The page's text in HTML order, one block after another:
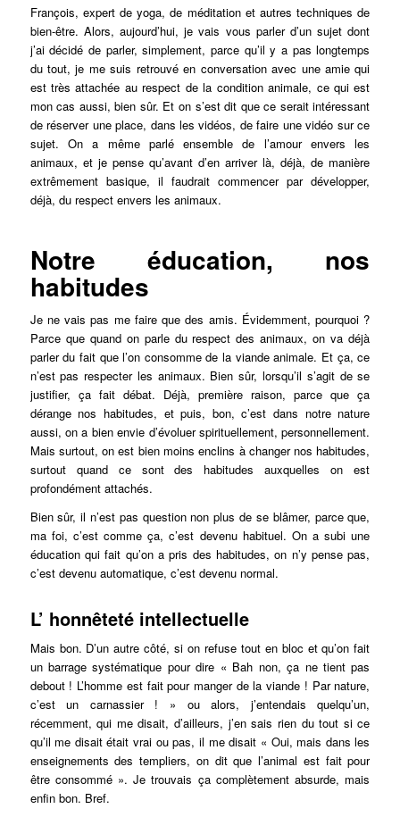
François, expert de yoga, de méditation et autres techniques de
bien-être. Alors, aujourd’hui, je vais vous parler d’un sujet dont
j’ai décidé de parler, simplement, parce qu’il y a pas longtemps
du tout, je me suis retrouvé en conversation avec une amie qui
est très attachée au respect de la condition animale, ce qui est
mon cas aussi, bien sûr. Et on s’est dit que ce serait intéressant
de réserver une place, dans les vidéos, de faire une vidéo sur ce
sujet. On a même parlé ensemble de l’amour envers les
animaux, et je pense qu’avant d’en arriver là, déjà, de manière
extrêmement basique, il faudrait commencer par développer,
déjà, du respect envers les animaux.
Notre éducation, nos
habitudes
Je ne vais pas me faire que des amis. Évidemment, pourquoi ?
Parce que quand on parle du respect des animaux, on va déjà
parler du fait que l’on consomme de la viande animale. Et ça, ce
n’est pas respecter les animaux. Bien sûr, lorsqu’il s’agit de se
justifier, ça fait débat. Déjà, première raison, parce que ça
dérange nos habitudes, et puis, bon, c’est dans notre nature
aussi, on a bien envie d’évoluer spirituellement, personnellement.
Mais surtout, on est bien moins enclins à changer nos habitudes,
surtout quand ce sont des habitudes auxquelles on est
profondément attachés.
Bien sûr, il n’est pas question non plus de se blâmer, parce que,
ma foi, c’est comme ça, c’est devenu habituel. On a subi une
éducation qui fait qu’on a pris des habitudes, on n’y pense pas,
c’est devenu automatique, c’est devenu normal.
L’ honnêteté intellectuelle
Mais bon. D’un autre côté, si on refuse tout en bloc et qu’on fait
un barrage systématique pour dire « Bah non, ça ne tient pas
debout ! L’homme est fait pour manger de la viande ! Par nature,
c’est un carnassier ! » ou alors, j’entendais quelqu’un,
récemment, qui me disait, d’ailleurs, j’en sais rien du tout si ce
qu’il me disait était vrai ou pas, il me disait « Oui, mais dans les
enseignements des templiers, on dit que l’animal est fait pour
être consommé ». Je trouvais ça complètement absurde, mais
enfin bon. Bref.